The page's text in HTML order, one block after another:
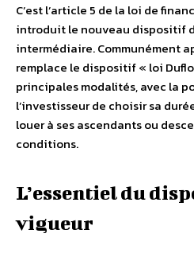
C’est l’article 5 de la loi de
introduit le nouveau dispositif
intermédiaire. Communément
remplace le dispositif « loi
principales modalités, avec la
l’investisseur de choisir sa
louer à ses ascendants ou
conditions.
L’essentiel du
vigueur